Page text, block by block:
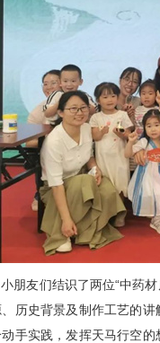
朋友们结识了两位“中药
历史背景及制作工艺的
手实践，发挥天马行空